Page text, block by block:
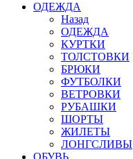
ОДЕЖДА
Назад
ОДЕЖДА
КУРТКИ
ТОЛСТОВКИ
БРЮКИ
ФУТБОЛКИ
ВЕТРОВКИ
РУБАШКИ
ШОРТЫ
ЖИЛЕТЫ
ЛОНГСЛИВЫ
ОБУВЬ